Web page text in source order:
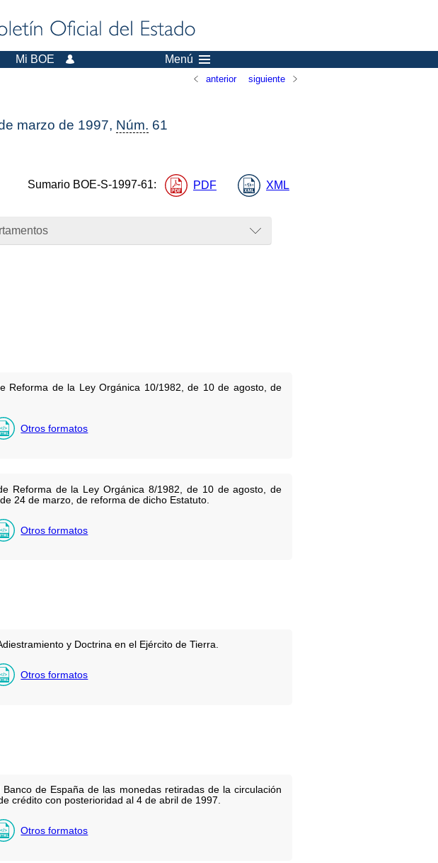
Mi BOE Menú
anterior siguiente
marzo de 1997, Núm. 61
Sumario BOE-S-1997-61: PDF XML
Reforma de la Ley Orgánica 10/1982, de 10 de agosto, de
Otros formatos
Reforma de la Ley Orgánica 8/1982, de 10 de agosto, de
24 de marzo, de reforma de dicho Estatuto.
Otros formatos
y Doctrina en el Ejército de Tierra.
Otros formatos
de España de las monedas retiradas de la circulación
crédito con posterioridad al 4 de abril de 1997.
Otros formatos